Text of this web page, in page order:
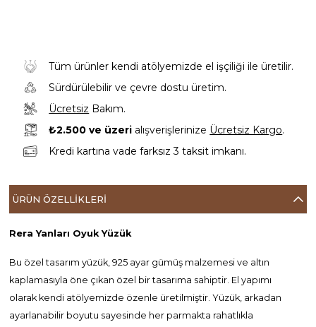
Tüm ürünler kendi atölyemizde el işçiliği ile üretilir.
Sürdürülebilir ve çevre dostu üretim.
Ücretsiz Bakım.
₺2.500 ve üzeri alışverişlerinize Ücretsiz Kargo.
Kredi kartına vade farksız 3 taksit imkanı.
ÜRÜN ÖZELLIKLERI
Rera Yanları Oyuk Yüzük
Bu özel tasarım yüzük, 925 ayar gümüş malzemesi ve altın
kaplamasıyla öne çıkan özel bir tasarıma sahiptir. El yapımı
olarak kendi atölyemizde özenle üretilmiştir. Yüzük, arkadan
ayarlanabilir boyutu sayesinde her parmakta rahatlıkla